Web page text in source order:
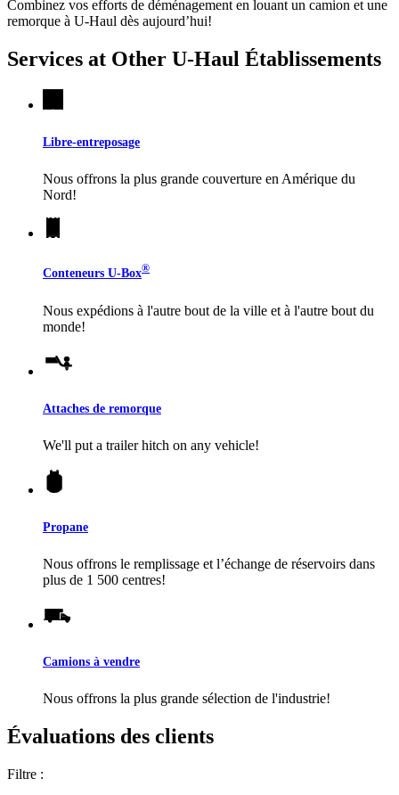
Combinez vos efforts de déménagement en louant un camion et une
remorque à U-Haul dès aujourd’hui!
Services at Other U-Haul Établissements
Libre-entreposage
Nous offrons la plus grande couverture en Amérique du
Nord!
Conteneurs U-Box®
Nous expédions à l'autre bout de la ville et à l'autre bout du
monde!
Attaches de remorque
We'll put a trailer hitch on any vehicle!
Propane
Nous offrons le remplissage et l’échange de réservoirs dans
plus de 1 500 centres!
Camions à vendre
Nous offrons la plus grande sélection de l'industrie!
Évaluations des clients
Filtre :